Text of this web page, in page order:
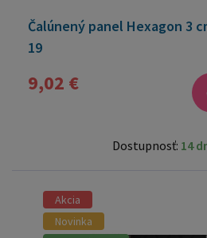
Čalúnený panel Hexagon 3
19
9,02 €
Dostupnosť: 14
Akcia
Novinka